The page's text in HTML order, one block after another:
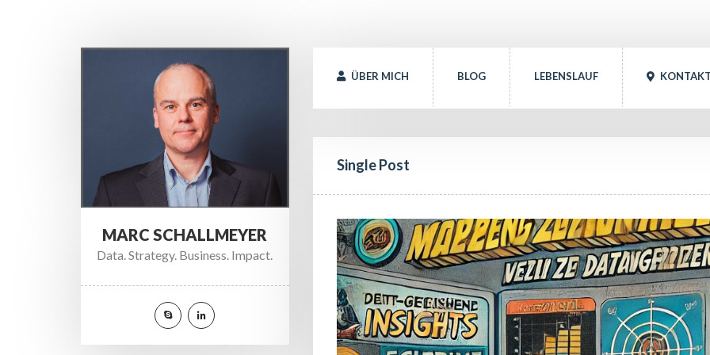
MARC SCHALLMEYER
Data. Strategy. Business. Impact.
ÜBER MICH BLOG LEBENSLAUF
Single Post